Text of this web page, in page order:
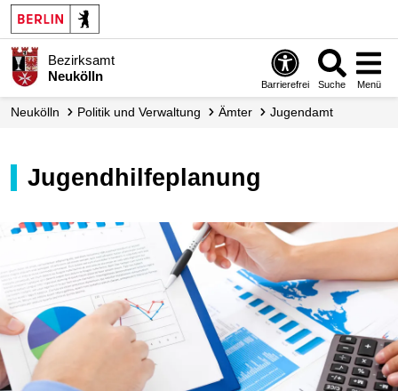
Bezirksamt
Neukölln
Barrierefrei Suche Menü
Neukölln Politik und Verwaltung Ämter Jugendamt
Jugendhilfeplanung